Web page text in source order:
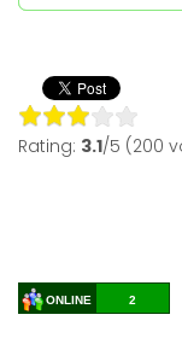
Rating: 3.1/5 (200
ONLINE 2